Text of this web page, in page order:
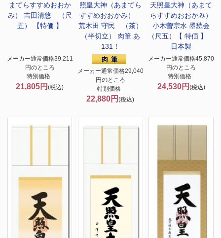
まてらすすめおおか
み） 吉田清悠 （尺
五） 【特価 】
メーカー通常価格39,211
円のところ
特別価格
21,805円(税込)
照皇大神（あまてら
すすめおおかみ）
荒木田 守民 （茶）
（半切立） 肉筆 あ
131！
メーカー通常価格29,040
円のところ
特別価格
22,880円(税込)
天照皇大神（あまて
らすすめおおかみ）
小木曽宗水 墨愁会
（尺五）【 特価 】
日本製
メーカー通常価格45,870
円のところ
特別価格
24,530円 (税込)